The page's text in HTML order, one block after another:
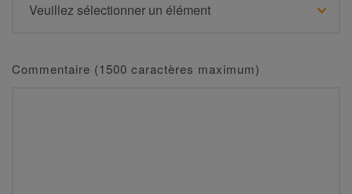
Commentaire (1500 caractères maximum)